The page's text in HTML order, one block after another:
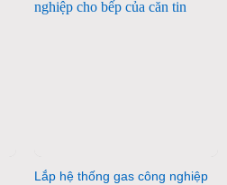
Lắp hệ thống gas công nghiệp